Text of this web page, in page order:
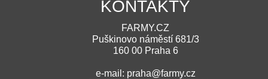
KONTAKTY
FARMY.CZ
Puškinovo náměstí 681/3
160 00 Praha 6
e-mail: praha@farmy.cz